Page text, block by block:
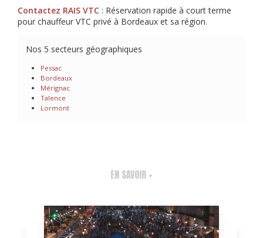
Contactez RAIS VTC : Réservation rapide à court terme
pour chauffeur VTC privé à Bordeaux et sa région.
Nos 5 secteurs géographiques
Pessac
Bordeaux
Mérignac
Talence
Lormont
EN SAVOIR +